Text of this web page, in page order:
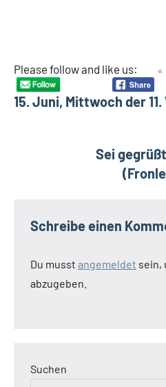
Please follow and like us:
15. Juni, Mittwoch der
Sei
Schreibe einen
Du musst angemeldet sein,
abzugeben.
Suchen